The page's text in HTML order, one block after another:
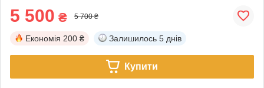
5 500 ₴ 5 700 ₴
Економія 200 ₴ Залишилось 5 днів
Купити